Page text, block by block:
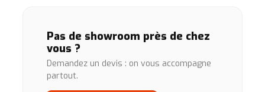
Pas de showroom près de chez
vous ?
Demandez un devis : on vous accompagne
partout.